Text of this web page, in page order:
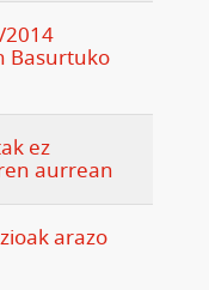
2014
Basurtuko
ez
aurrean
arazo